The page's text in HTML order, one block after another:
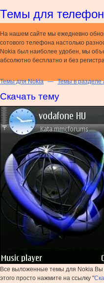
Темы для
На нашем сайте мы ежедневно
сотового телефона настолько
Nokia был наиболее удобен, мы
абсолютно бесплатно и без
Темы для Nokia — Темы в разделе
Скачать тему
Все выложенные темы для Nokia Вы
этого просто нажмите на ссылку "